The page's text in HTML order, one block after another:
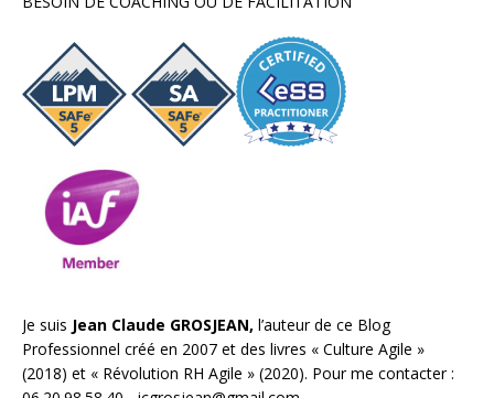
Je suis Jean Claude GROSJEAN, l’auteur de ce Blog
Professionnel créé en 2007 et des livres « Culture Agile »
(2018) et « Révolution RH Agile » (2020). Pour me contacter :